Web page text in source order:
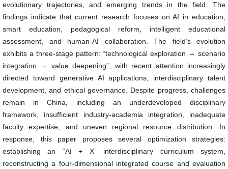
evolutionary trajectories, and emerging trends in the field. The
findings indicate that current research focuses on AI in education,
smart education, pedagogical reform, intelligent educational
assessment, and human-AI collaboration. The field’s evolution
exhibits a three-stage pattern: “technological exploration → scenario
integration → value deepening”, with recent attention increasingly
directed toward generative AI applications, interdisciplinary talent
development, and ethical governance. Despite progress, challenges
remain in China, including an underdeveloped disciplinary
framework, insufficient industry-academia integration, inadequate
faculty expertise, and uneven regional resource distribution. In
response, this paper proposes several optimization strategies:
establishing an “AI + X” interdisciplinary curriculum system,
reconstructing a four-dimensional integrated course and evaluation